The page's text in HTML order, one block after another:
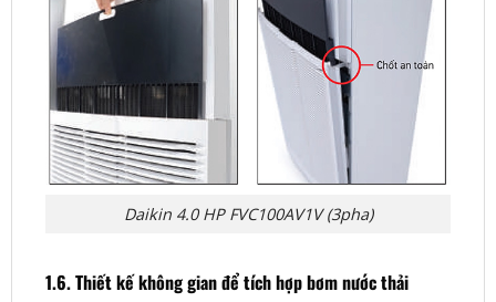
Daikin 4.0 HP FVC100AV1V (3pha)
1.6. Thiết kế không gian để tích hợp bơm nước thải